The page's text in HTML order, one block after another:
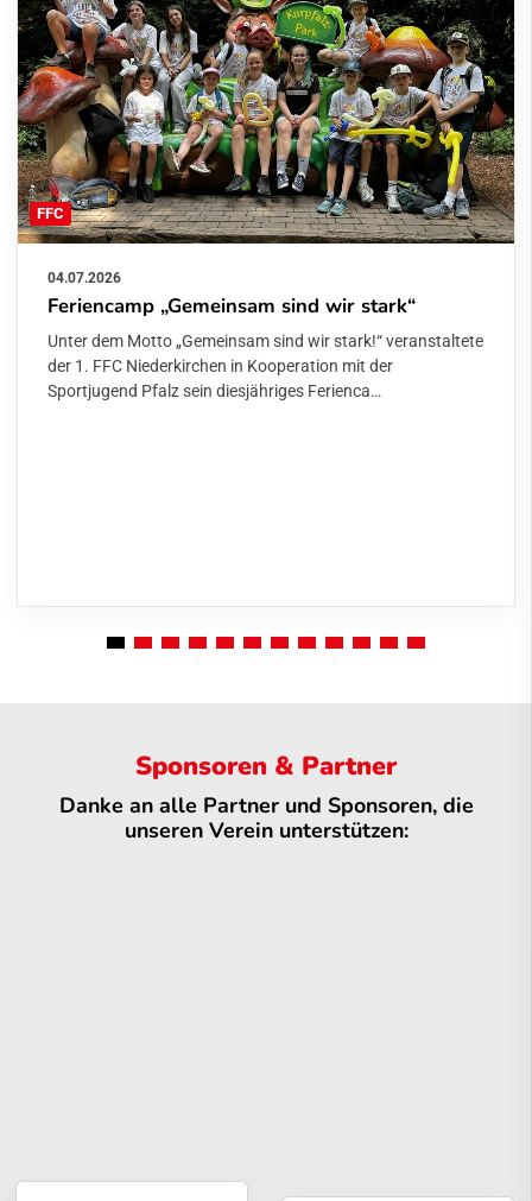
FFC
04.07.2026
Feriencamp „Gemeinsam sind wir stark“
Unter dem Motto „Gemeinsam sind wir stark!“ veranstaltete
der 1. FFC Niederkirchen in Kooperation mit der
Sportjugend Pfalz sein diesjähriges Ferienca…
Sponsoren & Partner
Danke an alle Partner und Sponsoren, die
unseren Verein unterstützen: